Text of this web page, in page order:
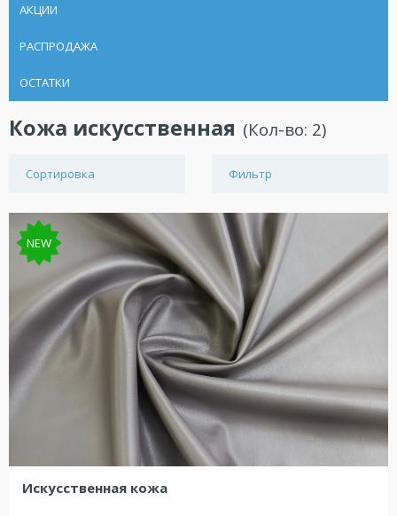
АКЦИИ
РАСПРОДАЖА
ОСТАТКИ
Кожа искусственная (Кол-во: 2)
Сортировка Фильтр
NEW
Искусственная кожа